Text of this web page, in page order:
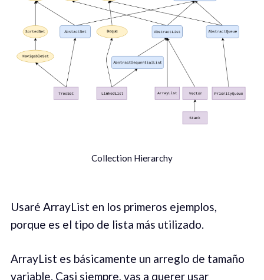
Collection Hierarchy
Usaré ArrayList en los primeros ejemplos,
porque es el tipo de lista más utilizado.
ArrayList es básicamente un arreglo de tamaño
variable. Casi siempre, vas a querer usar